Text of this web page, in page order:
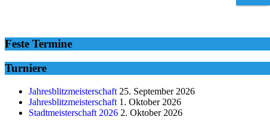
Feste Termine
Turniere
Jahresblitzmeisterschaft 25. September 2026
Jahresblitzmeisterschaft 1. Oktober 2026
Stadtmeisterschaft 2026 2. Oktober 2026